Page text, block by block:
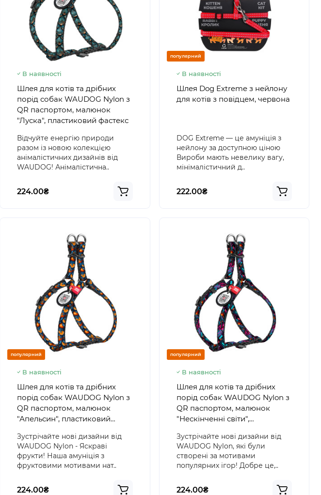
В наявності
Шлея для котів та дрібних
порід собак WAUDOG Nylon з
QR паспортом, малюнок
"Луска", пластиковий фастекс
Відчуйте енергію природи
разом із новою колекцією
анімалістичних дизайнів від
WAUDOG! Анімалістична..
224.00₴
популярний
В наявності
Шлея Dog Extreme з нейлону
для котів з повідцем, червона
DOG Extreme — це амуніція з
нейлону за доступною ціною
Вироби мають невелику вагу,
мінімалістичний д..
222.00₴
популярний
В наявності
Шлея для котів та дрібних
порід собак WAUDOG Nylon з
QR паспортом, малюнок
"Апельсин", пластиковий
Зустрічайте нові дизайни від
WAUDOG Nylon - Яскраві
фрукти! Наша амуніція з
фруктовими мотивами нат..
224.00₴
популярний
В наявності
Шлея для котів та дрібних
порід собак WAUDOG Nylon з
QR паспортом, малюнок
"Нескінченні світи",
Зустрічайте нові дизайни від
WAUDOG Nylon, які були
створені за мотивами
популярних ігор! Добре це,..
224.00₴